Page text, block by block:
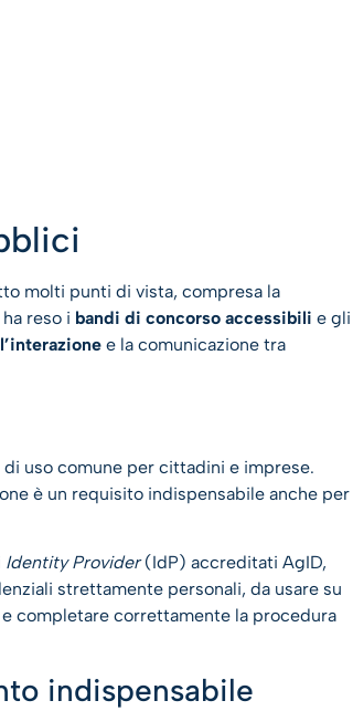
molti punti di vista, compresa la
reso i bandi di concorso accessibili e gli
e la comunicazione tra
uso comune per cittadini e imprese.
è un requisito indispensabile anche per
Identity Provider(IdP) accreditati AgID,
strettamente personali, da usare su
completare correttamente la procedura
indispensabile